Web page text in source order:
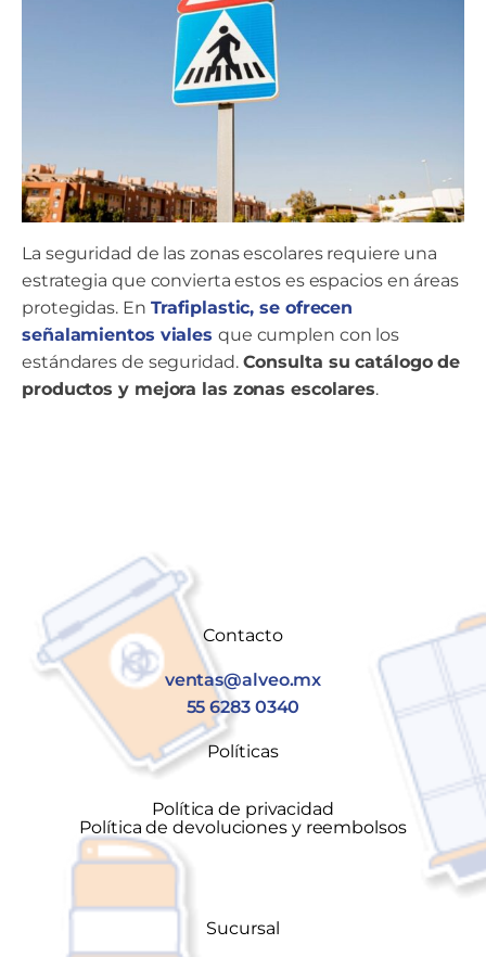
La seguridad de las zonas escolares requiere una
estrategia que convierta estos es espacios en áreas
protegidas. En Trafiplastic, se ofrecen
señalamientos viales que cumplen con los
estándares de seguridad. Consulta su catálogo de
productos y mejora las zonas escolares.
Contacto
ventas@alveo.mx
55 6283 0340
Políticas
Política de privacidad
Política de devoluciones y reembolsos
Sucursal